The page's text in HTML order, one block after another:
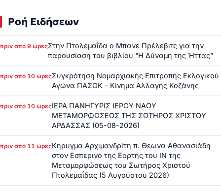
Ροή Ειδήσεων
πριν από 9 ώρεςΣτην Πτολεμαΐδα ο Μπάνε Πρέλεβιτς για την
παρουσίαση του βιβλίου “Η Δύναμη της Ήττας”
πριν από 10 ώρεςΣυγκρότηση Νομαρχιακής Επιτροπής Εκλογικού
Αγώνα ΠΑΣΟΚ – Κίνημα Αλλαγής Κοζάνης
πριν από 10 ώρεςΙΕΡΑ ΠΑΝΗΓΥΡΙΣ ΙΕΡΟΥ ΝΑΟΥ
ΜΕΤΑΜΟΡΦΩΣΕΩΣ ΤΗΣ ΣΩΤΗΡΟΣ ΧΡΙΣΤΟΥ
ΑΡΔΑΣΣΑΣ (05-08-2026)
πριν από 11 ώρεςΚήρυγμα Αρχιμανδρίτη π. Θεωνά Αθανασιάδη
στον Εσπερινό της Εορτής του ΙΝ της
Μεταμορφώσεως του Σωτήρος Χριστού
Πτολεμαΐδας (5 Αυγούστου 2026)